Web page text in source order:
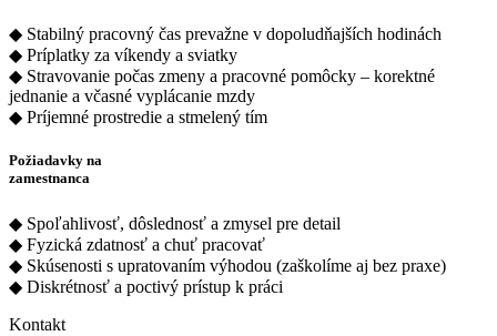
◆ Stabilný pracovný čas prevažne v dopoludňajších hodinách
◆ Príplatky za víkendy a sviatky
◆ Stravovanie počas zmeny a pracovné pomôcky – korektné
jednanie a včasné vyplácanie mzdy
◆ Príjemné prostredie a stmelený tím
Požiadavky na
zamestnanca
◆ Spoľahlivosť, dôslednosť a zmysel pre detail
◆ Fyzická zdatnosť a chuť pracovať
◆ Skúsenosti s upratovaním výhodou (zaškolíme aj bez praxe)
◆ Diskrétnosť a poctivý prístup k práci
Kontakt